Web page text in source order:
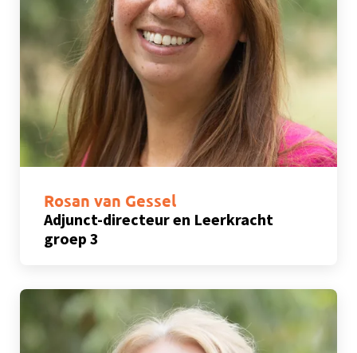
Rosan van Gessel
Adjunct-directeur en Leerkracht
groep 3